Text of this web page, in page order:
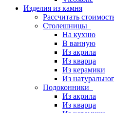
Изделия из камня
Рассчитать
Столешницы
На кухню
В ванную
Из акрила
Из кварца
Из керамики
Из
Подоконники
Из акрила
Из кварца